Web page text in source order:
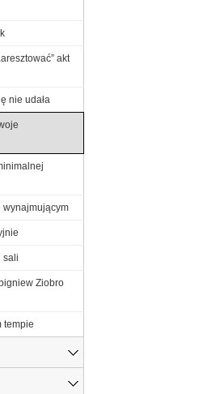
akt
nie udała
wynajmującym
sali
Ziobro
tempie